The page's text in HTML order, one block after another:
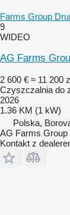
Farms Group
9
WIDEO
AG Farms
2 600 € ≈ 11 200
Czyszczalnia do
2026
1.36 KM (1 kW)
Polska,
AG Farms Group
Kontakt z